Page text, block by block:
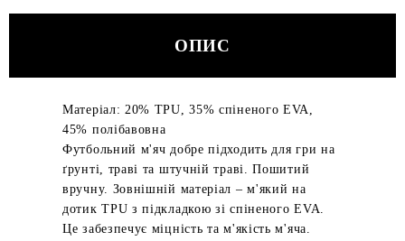
ОПИС
Матеріал: 20% TPU, 35% спіненого EVA,
45% полібавовна
Футбольний м'яч добре підходить для гри на
ґрунті, траві та штучній траві. Пошитий
вручну. Зовнішній матеріал – м'який на
дотик TPU з підкладкою зі спіненого EVA.
Це забезпечує міцність та м'якість м'яча.